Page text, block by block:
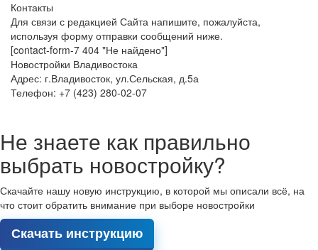
Контакты
Для связи с редакцией Сайта напишите, пожалуйста,
используя форму отправки сообщений ниже.
[contact-form-7 404 "Не найдено"]
Новостройки Владивостока
Адрес: г.Владивосток, ул.Сельская, д.5а
Телефон: +7 (423) 280-02-07
Не знаете как правильно
выбрать новостройку?
Скачайте нашу новую инструкцию, в которой мы описали всё, на
что стоит обратить внимание при выборе новостройки
Скачать инструкцию